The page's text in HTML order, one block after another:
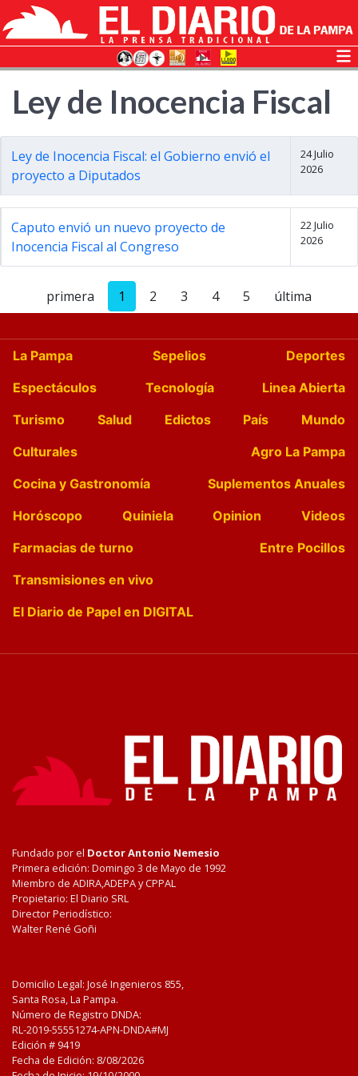
Ley de Inocencia Fiscal
Ley de Inocencia Fiscal: el Gobierno envió el
proyecto a Diputados
24 Julio
2026
Caputo envió un nuevo proyecto de
Inocencia Fiscal al Congreso
22 Julio
2026
primera 1 2 3 4 5 última
La Pampa Sepelios
Deportes
Espectáculos
Tecnología
Linea Abierta
Turismo
Salud Edictos País
Mundo
Culturales
Agro La Pampa
Cocina y Gastronomía
Suplementos Anuales
Horóscopo
Quiniela Opinion
Videos
Farmacias de turno
Entre Pocillos
Transmisiones en vivo
El Diario de Papel en DIGITAL
Fundado por el Doctor Antonio Nemesio
Primera edición: Domingo 3 de Mayo de 1992
Miembro de ADIRA,ADEPA y CPPAL
Propietario: El Diario SRL
Director Periodístico:
Walter René Goñi
Domicilio Legal: José Ingenieros 855,
Santa Rosa, La Pampa.
Número de Registro DNDA:
RL-2019-55551274-APN-DNDA#MJ
Edición # 9419
Fecha de Edición: 8/08/2026